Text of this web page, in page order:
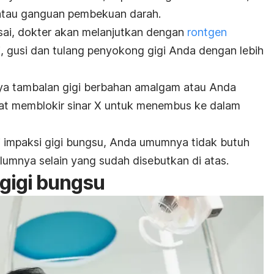
ganguan pembekuan darah.
dokter akan melanjutkan dengan rontgen
dan tulang penyokong gigi Anda dengan lebih
tambalan gigi berbahan amalgam atau Anda
memblokir sinar X untuk menembus ke dalam
gigi bungsu, Anda umumnya tidak butuh
selain yang sudah disebutkan di atas.
bungsu